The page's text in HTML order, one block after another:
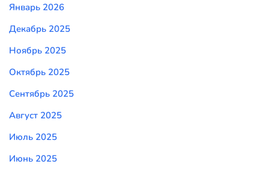
Январь 2026
Декабрь 2025
Ноябрь 2025
Октябрь 2025
Сентябрь 2025
Август 2025
Июль 2025
Июнь 2025